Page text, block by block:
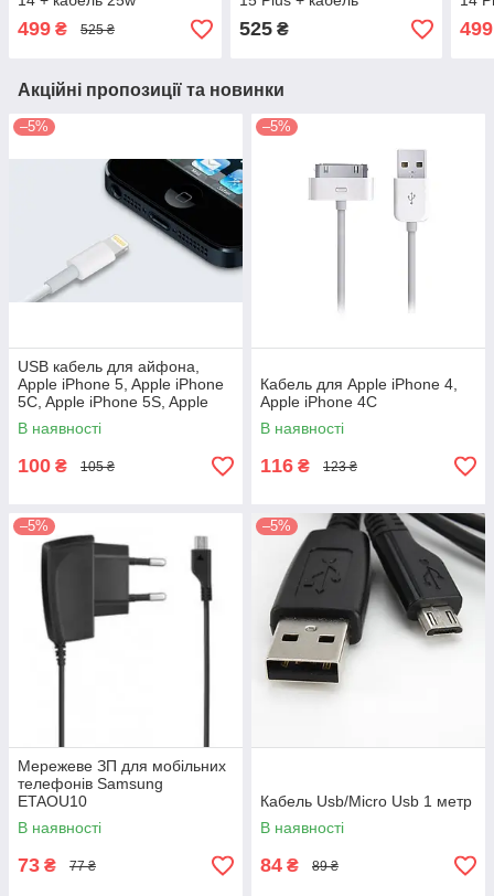
499 ₴ 525 ₴ 525₴ 499
Акційні пропозиції та новинки
–5%
USB кабель для айфона,
Apple iPhone 5, Apple iPhone
5C, Apple iPhone 5S, Apple
iPad 4, Apple iPad mini
В наявності
100 ₴ 105 ₴
–5%
Кабель для Apple iPhone 4,
Apple iPhоne 4C
В наявності
116 ₴ 123 ₴
–5%
Мережеве ЗП для мобільних
телефонів Samsung
ETAOU10
В наявності
73 ₴ 77 ₴
–5%
Кабель Usb/Micro Usb 1 метр
В наявності
84 ₴ 89 ₴